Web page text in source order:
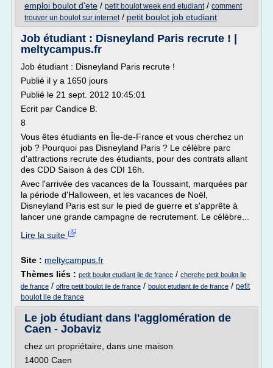
emploi boulot d'ete / petit boulot week end etudiant/ comment
trouver un boulot sur internet/ petit boulot job etudiant
Job étudiant : Disneyland Paris recrute ! |
meltycampus.fr
Job étudiant : Disneyland Paris recrute !
Publié il y a 1650 jours
Publié le 21 sept. 2012 10:45:01
Ecrit par Candice B.
8
Vous êtes étudiants en Île-de-France et vous cherchez un
job ? Pourquoi pas Disneyland Paris ? Le célèbre parc
d'attractions recrute des étudiants, pour des contrats allant
des CDD Saison à des CDI 16h.
Avec l'arrivée des vacances de la Toussaint, marquées par
la période d'Halloween, et les vacances de Noël,
Disneyland Paris est sur le pied de guerre et s'apprête à
lancer une grande campagne de recrutement. Le célèbre...
Lire la suite
Site : meltycampus.fr
Thèmes liés : petit boulot etudiant ile de france / cherche petit boulot ile
de france / offre petit boulot ile de france / boulot etudiant ile de france / petit
boulot ile de france
Le job étudiant dans l'agglomération de
Caen - Jobaviz
chez un propriétaire, dans une maison
14000 Caen